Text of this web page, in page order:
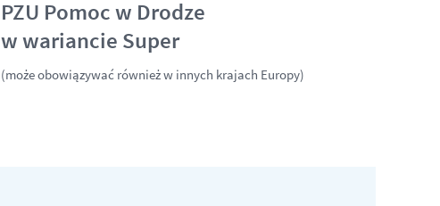
PZU Pomoc w Drodze
w wariancie Super
(może obowiązywać również w innych krajach Europy)